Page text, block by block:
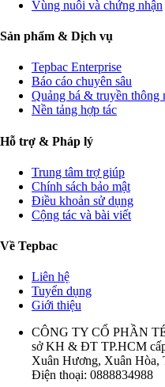
Vùng nuôi và chứng nhận
Sản phẩm & Dịch vụ
Tepbac Enterprise
Báo cáo chuyên sâu
Quảng bá & truyền thông
Nền tảng hợp tác
Hỗ trợ & Pháp lý
Trung tâm trợ giúp
Chính sách bảo mật
Điều khoản sử dụng
Cộng tác và bài viết
Về Tepbac
Liên hệ
Tuyển dụng
Giới thiệu
CÔNG TY CỔ PHẦN
sở KH & ĐT TP.HCM
Xuân Hương, Xuân Hòa,
Điện thoại: 0888834988